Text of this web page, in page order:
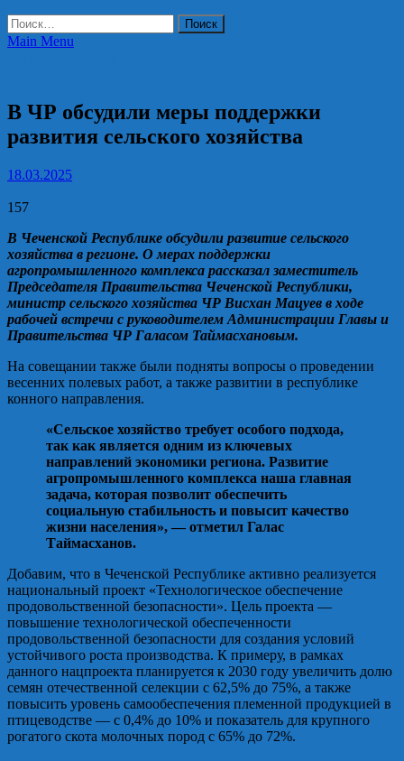
Найти:
Main Menu
В ЧР обсудили меры поддержки
развития сельского хозяйства
18.03.2025
157
В Чеченской Республике обсудили развитие сельского
хозяйства в регионе. О мерах поддержки
агропромышленного комплекса рассказал заместитель
Председателя Правительства Чеченской Республики,
министр сельского хозяйства ЧР Висхан Мацуев в ходе
рабочей встречи с руководителем Администрации Главы и
Правительства ЧР Галасом Таймасхановым.
На совещании также были подняты вопросы о проведении
весенних полевых работ, а также развитии в республике
конного направления.
«Сельское хозяйство требует особого подхода,
так как является одним из ключевых
направлений экономики региона. Развитие
агропромышленного комплекса наша главная
задача, которая позволит обеспечить
социальную стабильность и повысит качество
жизни населения», — отметил Галас
Таймасханов.
Добавим, что в Чеченской Республике активно реализуется
национальный проект «Технологическое обеспечение
продовольственной безопасности». Цель проекта —
повышение технологической обеспеченности
продовольственной безопасности для создания условий
устойчивого роста производства. К примеру, в рамках
данного нацпроекта планируется к 2030 году увеличить долю
семян отечественной селекции с 62,5% до 75%, а также
повысить уровень самообеспечения племенной продукцией в
птицеводстве — с 0,4% до 10% и показатель для крупного
рогатого скота молочных пород с 65% до 72%.